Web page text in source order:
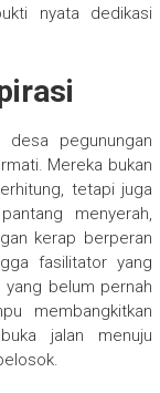
nyata dedikasi
pegunungan
Mereka bukan
tetapi juga
menyerah,
kerap berperan
fasilitator yang
yang belum pernah
membangkitkan
jalan menuju